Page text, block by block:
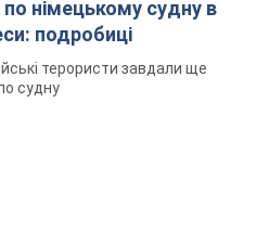
німецькому судну в
подробиці
терористи завдали ще
судну